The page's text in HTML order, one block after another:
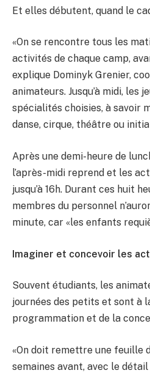
Et elles débutent, quand le
«On se rencontre tous les
activités de chaque camp,
explique Dominyk Grenier,
animateurs. Jusqu’à midi, les
spécialités choisies, à savoir
danse, cirque, théâtre ou
Après une demi-heure de
l’après-midi reprend et les
jusqu’à 16h. Durant ces huit
membres du personnel
minute, car «les enfants
Imaginer et concevoir les
Souvent étudiants, les
journées des petits et sont à
programmation et de la
«On doit remettre une feuille
semaines avant, avec le